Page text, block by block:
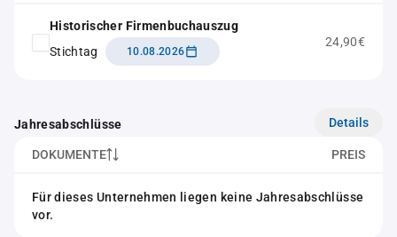
Historischer Firmenbuchauszug
Stichtag
10.08.2026
24,90€
Jahresabschlüsse Details
DOKUMENTE PREIS
Für dieses Unternehmen liegen keine Jahresabschlüsse
vor.